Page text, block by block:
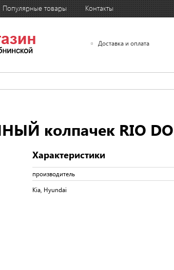
Популярные товары Контакты
Доставка и оплата
колпачек RIO
Характеристики
производитель
Kia, Hyundai